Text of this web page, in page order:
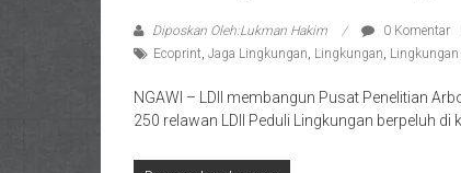
Diposkan Oleh:Lukman Hakim
0 Komentar
Ecoprint, Jaga Lingkungan, Lingkungan,
NGAWI – LDII membangun Pusat Penelitian
250 relawan LDII Peduli Lingkungan berpeluh di